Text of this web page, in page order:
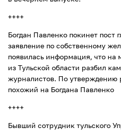
++++
Богдан Павленко покинет пост
заявление по собственному
появилась информация, что на
из Тульской области разбил
журналистов. По утверждению
похожий на Богдана Павленко
++++
Бывший сотрудник тульского